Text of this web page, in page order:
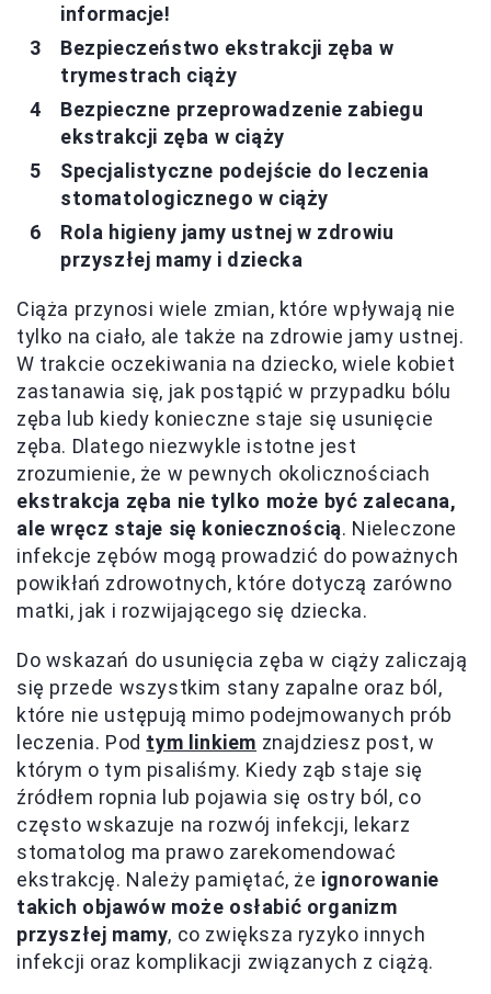
informacje!
Bezpieczeństwo ekstrakcji zęba w
trymestrach ciąży
Bezpieczne przeprowadzenie zabiegu
ekstrakcji zęba w ciąży
Specjalistyczne podejście do leczenia
stomatologicznego w ciąży
Rola higieny jamy ustnej w zdrowiu
przyszłej mamy i dziecka
Ciąża przynosi wiele zmian, które wpływają nie
tylko na ciało, ale także na zdrowie jamy ustnej.
W trakcie oczekiwania na dziecko, wiele kobiet
zastanawia się, jak postąpić w przypadku bólu
zęba lub kiedy konieczne staje się usunięcie
zęba. Dlatego niezwykle istotne jest
zrozumienie, że w pewnych okolicznościach
ekstrakcja zęba nie tylko może być zalecana,
ale wręcz staje się koniecznością. Nieleczone
infekcje zębów mogą prowadzić do poważnych
powikłań zdrowotnych, które dotyczą zarówno
matki, jak i rozwijającego się dziecka.
Do wskazań do usunięcia zęba w ciąży zaliczają
się przede wszystkim stany zapalne oraz ból,
które nie ustępują mimo podejmowanych prób
leczenia. Pod tym linkiem znajdziesz post, w
którym o tym pisaliśmy. Kiedy ząb staje się
źródłem ropnia lub pojawia się ostry ból, co
często wskazuje na rozwój infekcji, lekarz
stomatolog ma prawo zarekomendować
ekstrakcję. Należy pamiętać, że ignorowanie
takich objawów może osłabić organizm
przyszłej mamy, co zwiększa ryzyko innych
infekcji oraz komplikacji związanych z ciążą.